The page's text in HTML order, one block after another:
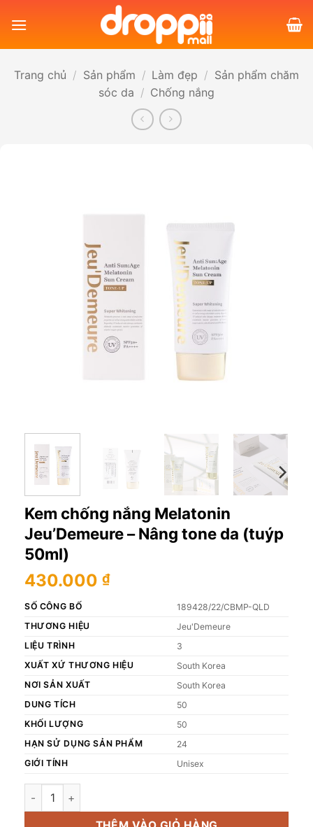
qua
Trang chủ / Sản phẩm / Làm đẹp / Sản phẩm chăm
sóc da / Chống nắng
Kem chống nắng Melatonin
Jeu’Demeure – Nâng tone da (tuýp
50ml)
430.000 ₫
SỐ CÔNG BỐ
189428/22/CBMP-QLD
THƯƠNG HIỆU
Jeu'Demeure
LIỆU TRÌNH
3
XUẤT XỨ THƯƠNG HIỆU
South Korea
NƠI SẢN XUẤT
South Korea
DUNG TÍCH
50
KHỐI LƯỢNG
50
HẠN SỬ DỤNG SẢN PHẨM
24
GIỚI TÍNH
Unisex
Kem chống nắng Melatonin Jeu’Demeure – Nâng tone da